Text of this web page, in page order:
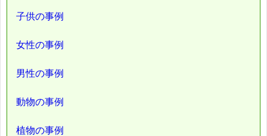
子供の事例
女性の事例
男性の事例
動物の事例
植物の事例